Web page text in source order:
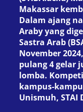
Makassar
Dalam ajang
Araby yang
Sastra Arab
November
pulang 4 gelar
lomba.
kampus-
Unismuh, STAI